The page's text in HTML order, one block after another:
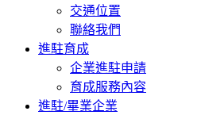
交通位置
聯絡我們
進駐育成
企業進駐申請
育成服務內容
進駐/畢業企業